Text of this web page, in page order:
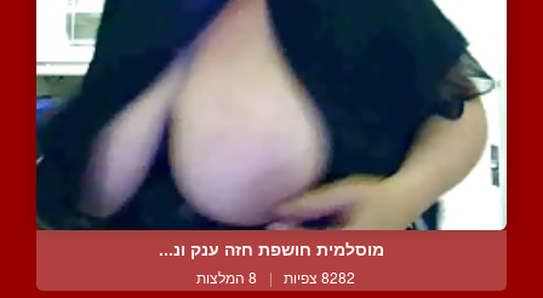
מוסלמית חושפת חזה ענק ונ...
8282 צפיות | 8 המלצות